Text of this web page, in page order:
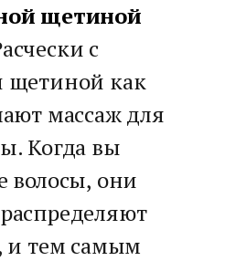
щетиной
с
щетиной как
массаж для
Когда вы
волосы, они
и тем самым